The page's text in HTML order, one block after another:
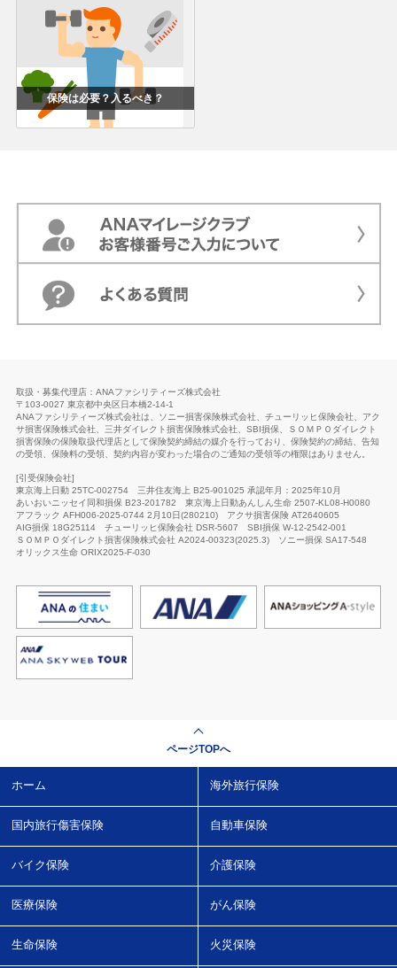
保険は必要？入るべき？
取扱・募集代理店：ANAファシリティーズ株式会社
〒103-0027 東京都中央区日本橋2-14-1
ANAファシリティーズ株式会社は、ソニー損害保険株式会社、チューリッヒ保険会社、アク
サ損害保険株式会社、三井ダイレクト損害保険株式会社、SBI損保、ＳＯＭＰＯダイレクト
損害保険の保険取扱代理店として保険契約締結の媒介を行っており、保険契約の締結、告知
の受領、保険料の受領、契約内容が変わった場合のご通知の受領等の権限はありません。
[引受保険会社]
東京海上日動 25TC-002754
三井住友海上 B25-901025 承認年月：2025年10月
あいおいニッセイ同和損保 B23-201782
東京海上日動あんしん生命 2507-KL08-H0080
アフラック AFH006-2025-0744 2月10日(280210)
アクサ損害保険 AT2640605
AIG損保 18G25114
チューリッヒ保険会社 DSR-5607
SBI損保 W-12-2542-001
ＳＯＭＰＯダイレクト損害保険株式会社 A2024-00323(2025.3)
ソニー損保 SA17-548
オリックス生命 ORIX2025-F-030
ページTOPへ
ホーム 海外旅行保険
国内旅行傷害保険 自動車保険
バイク保険 介護保険
医療保険 がん保険
生命保険 火災保険